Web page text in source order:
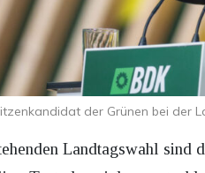
der Grünen bei der
Landtagswahl